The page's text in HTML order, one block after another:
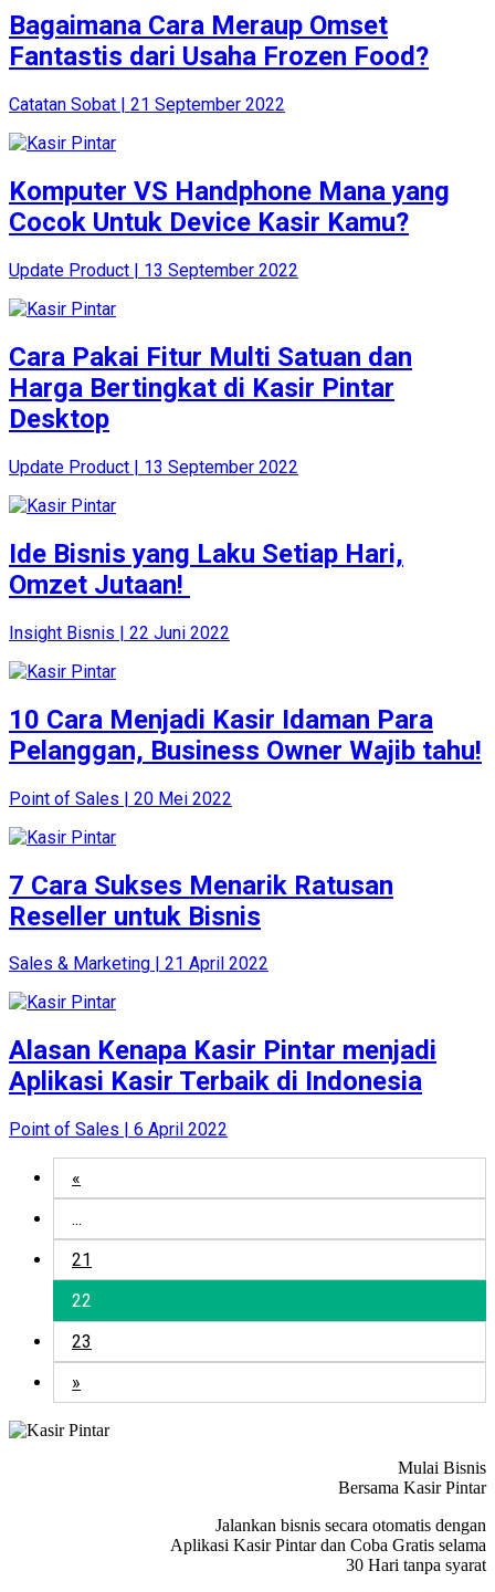
Bagaimana Cara Meraup Omset
Fantastis dari Usaha Frozen Food?
Catatan Sobat | 21 September 2022
Komputer VS Handphone Mana yang
Cocok Untuk Device Kasir Kamu?
Update Product | 13 September 2022
Cara Pakai Fitur Multi Satuan dan
Harga Bertingkat di Kasir Pintar
Desktop
Update Product | 13 September 2022
Ide Bisnis yang Laku Setiap Hari,
Omzet Jutaan!
Insight Bisnis | 22 Juni 2022
10 Cara Menjadi Kasir Idaman Para
Pelanggan, Business Owner Wajib tahu!
Point of Sales | 20 Mei 2022
7 Cara Sukses Menarik Ratusan
Reseller untuk Bisnis
Sales & Marketing | 21 April 2022
Alasan Kenapa Kasir Pintar menjadi
Aplikasi Kasir Terbaik di Indonesia
Point of Sales | 6 April 2022
«
...
21
22
23
»
Mulai Bisnis
Bersama Kasir Pintar
Jalankan bisnis secara otomatis dengan
Aplikasi Kasir Pintar dan Coba Gratis selama
30 Hari tanpa syarat